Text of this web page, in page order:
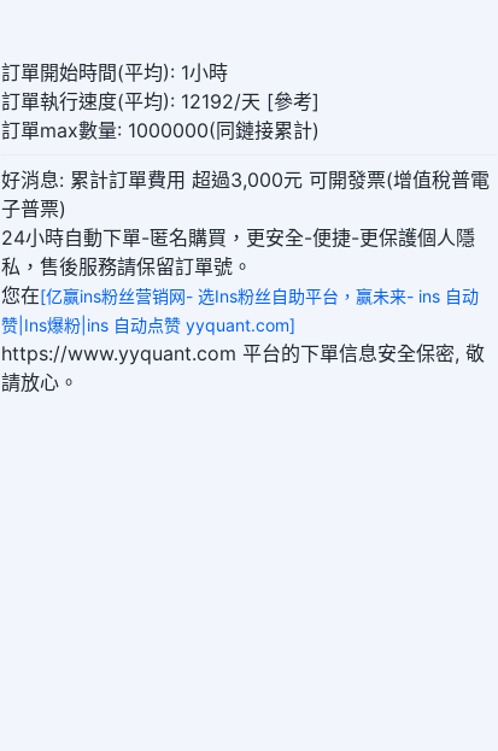
訂單開始時間(平均): 1小時
訂單執行速度(平均): 12192/天 [參考]
訂單max數量: 1000000(同鏈接累計)
好消息: 累計訂單費用 超過3,000元 可開發票(增值稅普電
子普票)
24小時自動下單-匿名購買，更安全-便捷-更保護個人隱
私，售後服務請保留訂單號。
您在[亿赢ins粉丝营销网- 选Ins粉丝自助平台，赢未来- ins 自动
赞|Ins爆粉|ins 自动点赞 yyquant.com]
https://www.yyquant.com 平台的下單信息安全保密, 敬
請放心。